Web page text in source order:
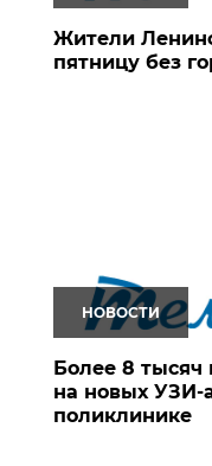
Жители
пятницу без
НОВОСТИ
Более 8 тысяч
на новых УЗИ-
поликлинике